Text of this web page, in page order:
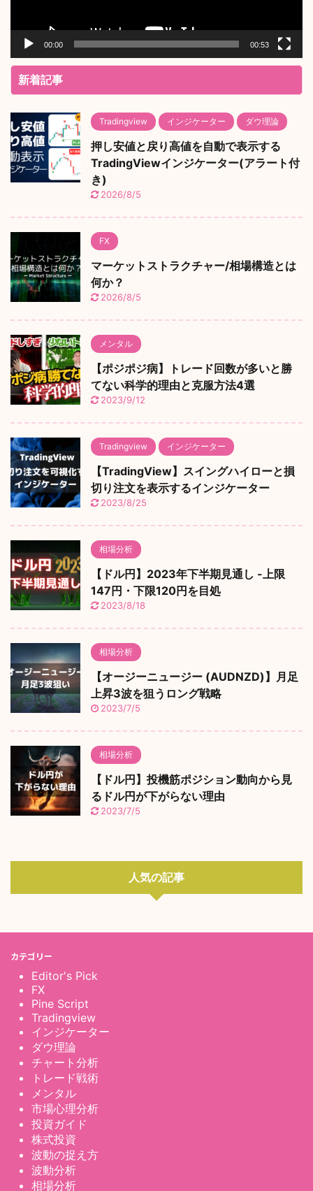
00:00 00:53
新着記事
Tradingview インジケーター ダウ理論
押し安値と戻り高値を自動で表示する
TradingViewインジケーター(アラート付
き)
2026/8/5
FX
マーケットストラクチャー/相場構造とは
何か？
2026/8/5
メンタル
【ポジポジ病】トレード回数が多いと勝
てない科学的理由と克服方法4選
2023/9/12
Tradingview インジケーター
【TradingView】スイングハイローと損
切り注文を表示するインジケーター
2023/8/25
相場分析
【ドル円】2023年下半期見通し -上限
147円・下限120円を目処
2023/8/18
相場分析
【オージーニュージー (AUDNZD)】月足
上昇3波を狙うロング戦略
2023/7/5
相場分析
【ドル円】投機筋ポジション動向から見
るドル円が下がらない理由
2023/7/5
人気の記事
カテゴリー
Editor's Pick
FX
Pine Script
Tradingview
インジケーター
ダウ理論
チャート分析
トレード戦術
メンタル
市場心理分析
投資ガイド
株式投資
波動の捉え方
波動分析
相場分析